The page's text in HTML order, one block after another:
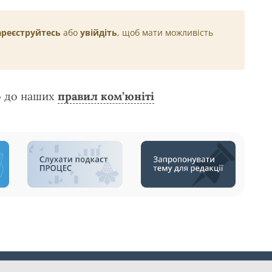
або увійдіть, щоб мати можливість
до наших правил ком’юніті